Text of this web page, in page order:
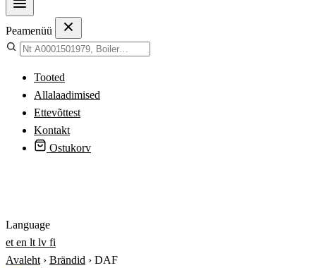
Peamenüü
Tooted
Allalaadimised
Ettevõttest
Kontakt
Ostukorv
Language
et en lt lv fi
Avaleht › Brändid › DAF